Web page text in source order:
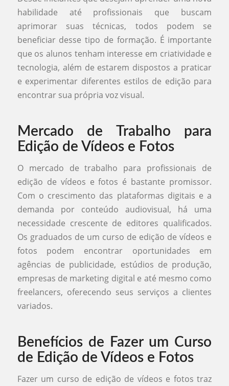
habilidade até profissionais que buscam
aprimorar suas técnicas, todos podem se
beneficiar desse tipo de formação. É importante
que os alunos tenham interesse em criatividade e
tecnologia, além de estarem dispostos a praticar
e experimentar diferentes estilos de edição para
encontrar sua própria voz visual.
Mercado de Trabalho para
Edição de Vídeos e Fotos
O mercado de trabalho para profissionais de
edição de vídeos e fotos é bastante promissor.
Com o crescimento das plataformas digitais e a
demanda por conteúdo audiovisual, há uma
necessidade crescente de editores qualificados.
Os graduados de um curso de edição de vídeos e
fotos podem encontrar oportunidades em
agências de publicidade, estúdios de produção,
empresas de marketing digital e até mesmo como
freelancers, oferecendo seus serviços a clientes
variados.
Benefícios de Fazer um Curso
de Edição de Vídeos e Fotos
Fazer um curso de edição de vídeos e fotos traz